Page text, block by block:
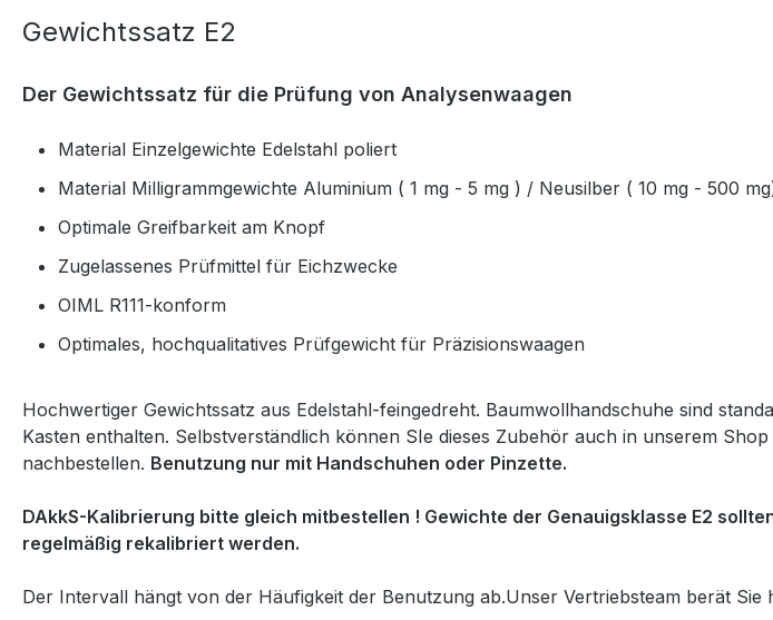
Gewichtssatz E2
Der Gewichtssatz für die Prüfung von Analysenwaagen
Material Einzelgewichte Edelstahl poliert
Material Milligrammgewichte Aluminium ( 1 mg - 5 mg ) / Neusilber ( 10 mg - 500
Optimale Greifbarkeit am Knopf
Zugelassenes Prüfmittel für Eichzwecke
OIML R111-konform
Optimales, hochqualitatives Prüfgewicht für Präzisionswaagen
Hochwertiger Gewichtssatz aus Edelstahl-feingedreht. Baumwollhandschuhe sind
Kasten enthalten. Selbstverständlich können SIe dieses Zubehör auch in unserem Shop
nachbestellen. Benutzung nur mit Handschuhen oder Pinzette.
DAkkS-Kalibrierung bitte gleich mitbestellen ! Gewichte der Genauigsklasse E2
regelmäßig rekalibriert werden.
Der Intervall hängt von der Häufigkeit der Benutzung ab.Unser Vertriebsteam berät Sie